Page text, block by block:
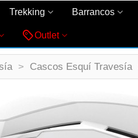
Trekking Barrancos
Outlet
> Cascos Esquí Travesía